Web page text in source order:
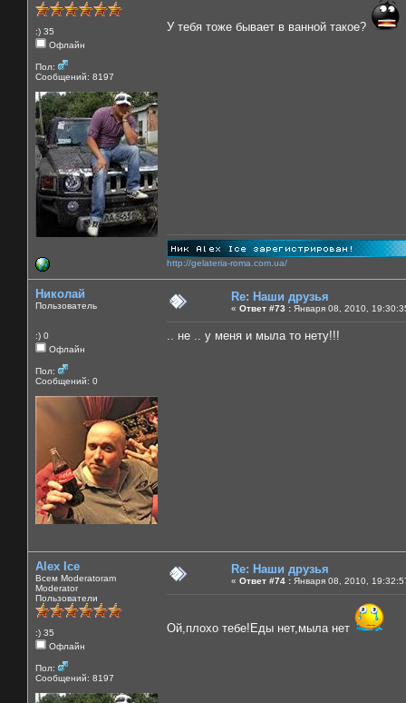
:) 35
Офлайн
Пол:
Сообщений: 8197
У тебя тоже бывает в ванной такое?
http://gelateria-roma.com.ua/
Николай
Пользователь
:) 0
Офлайн
Пол:
Сообщений: 0
Re: Наши друзья
« Ответ #73 : Января 08, 2010,
.. не .. у меня и мыла то нету!!!
Alex Ice
Всем Moderatoram
Moderator
Пользователи
:) 35
Офлайн
Пол:
Сообщений: 8197
Re: Наши друзья
« Ответ #74 : Января 08, 2010,
Ой,плохо тебе!Еды нет,мыла нет